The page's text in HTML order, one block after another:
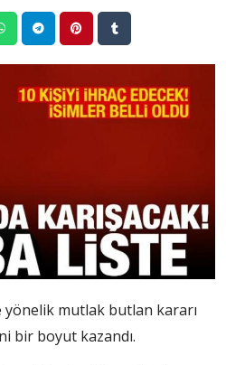
yönelik mutlak butlan kararı
bir boyut kazandı.